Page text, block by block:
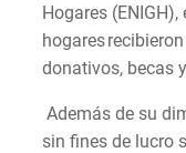
Hogares
hogares
donativos, becas
Además de su
sin fines de lucro